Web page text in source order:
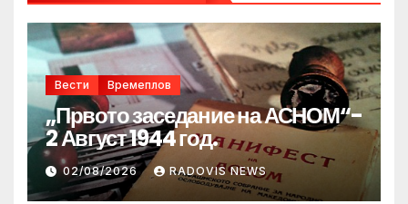
Вести Времеплов
„Првото заседание на АСНОМ“-
2 Август 1944 год.
02/08/2026 RADOVIS NEWS